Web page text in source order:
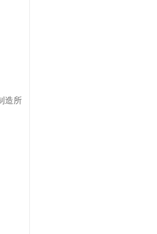
造所